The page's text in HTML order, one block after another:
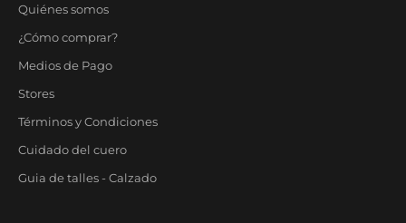
Quiénes somos
¿Cómo comprar?
Medios de Pago
Stores
Términos y Condiciones
Cuidado del cuero
Guia de talles - Calzado